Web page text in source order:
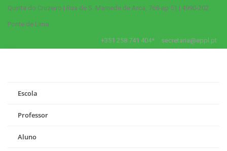
Quinta do Cruzeiro | Rua de S. Mamede de Arca, 768-ap 51 | 4990-202
Ponte de Lima
+351 258 741 404* secretaria@eppl.pt
Escola
Professor
Aluno